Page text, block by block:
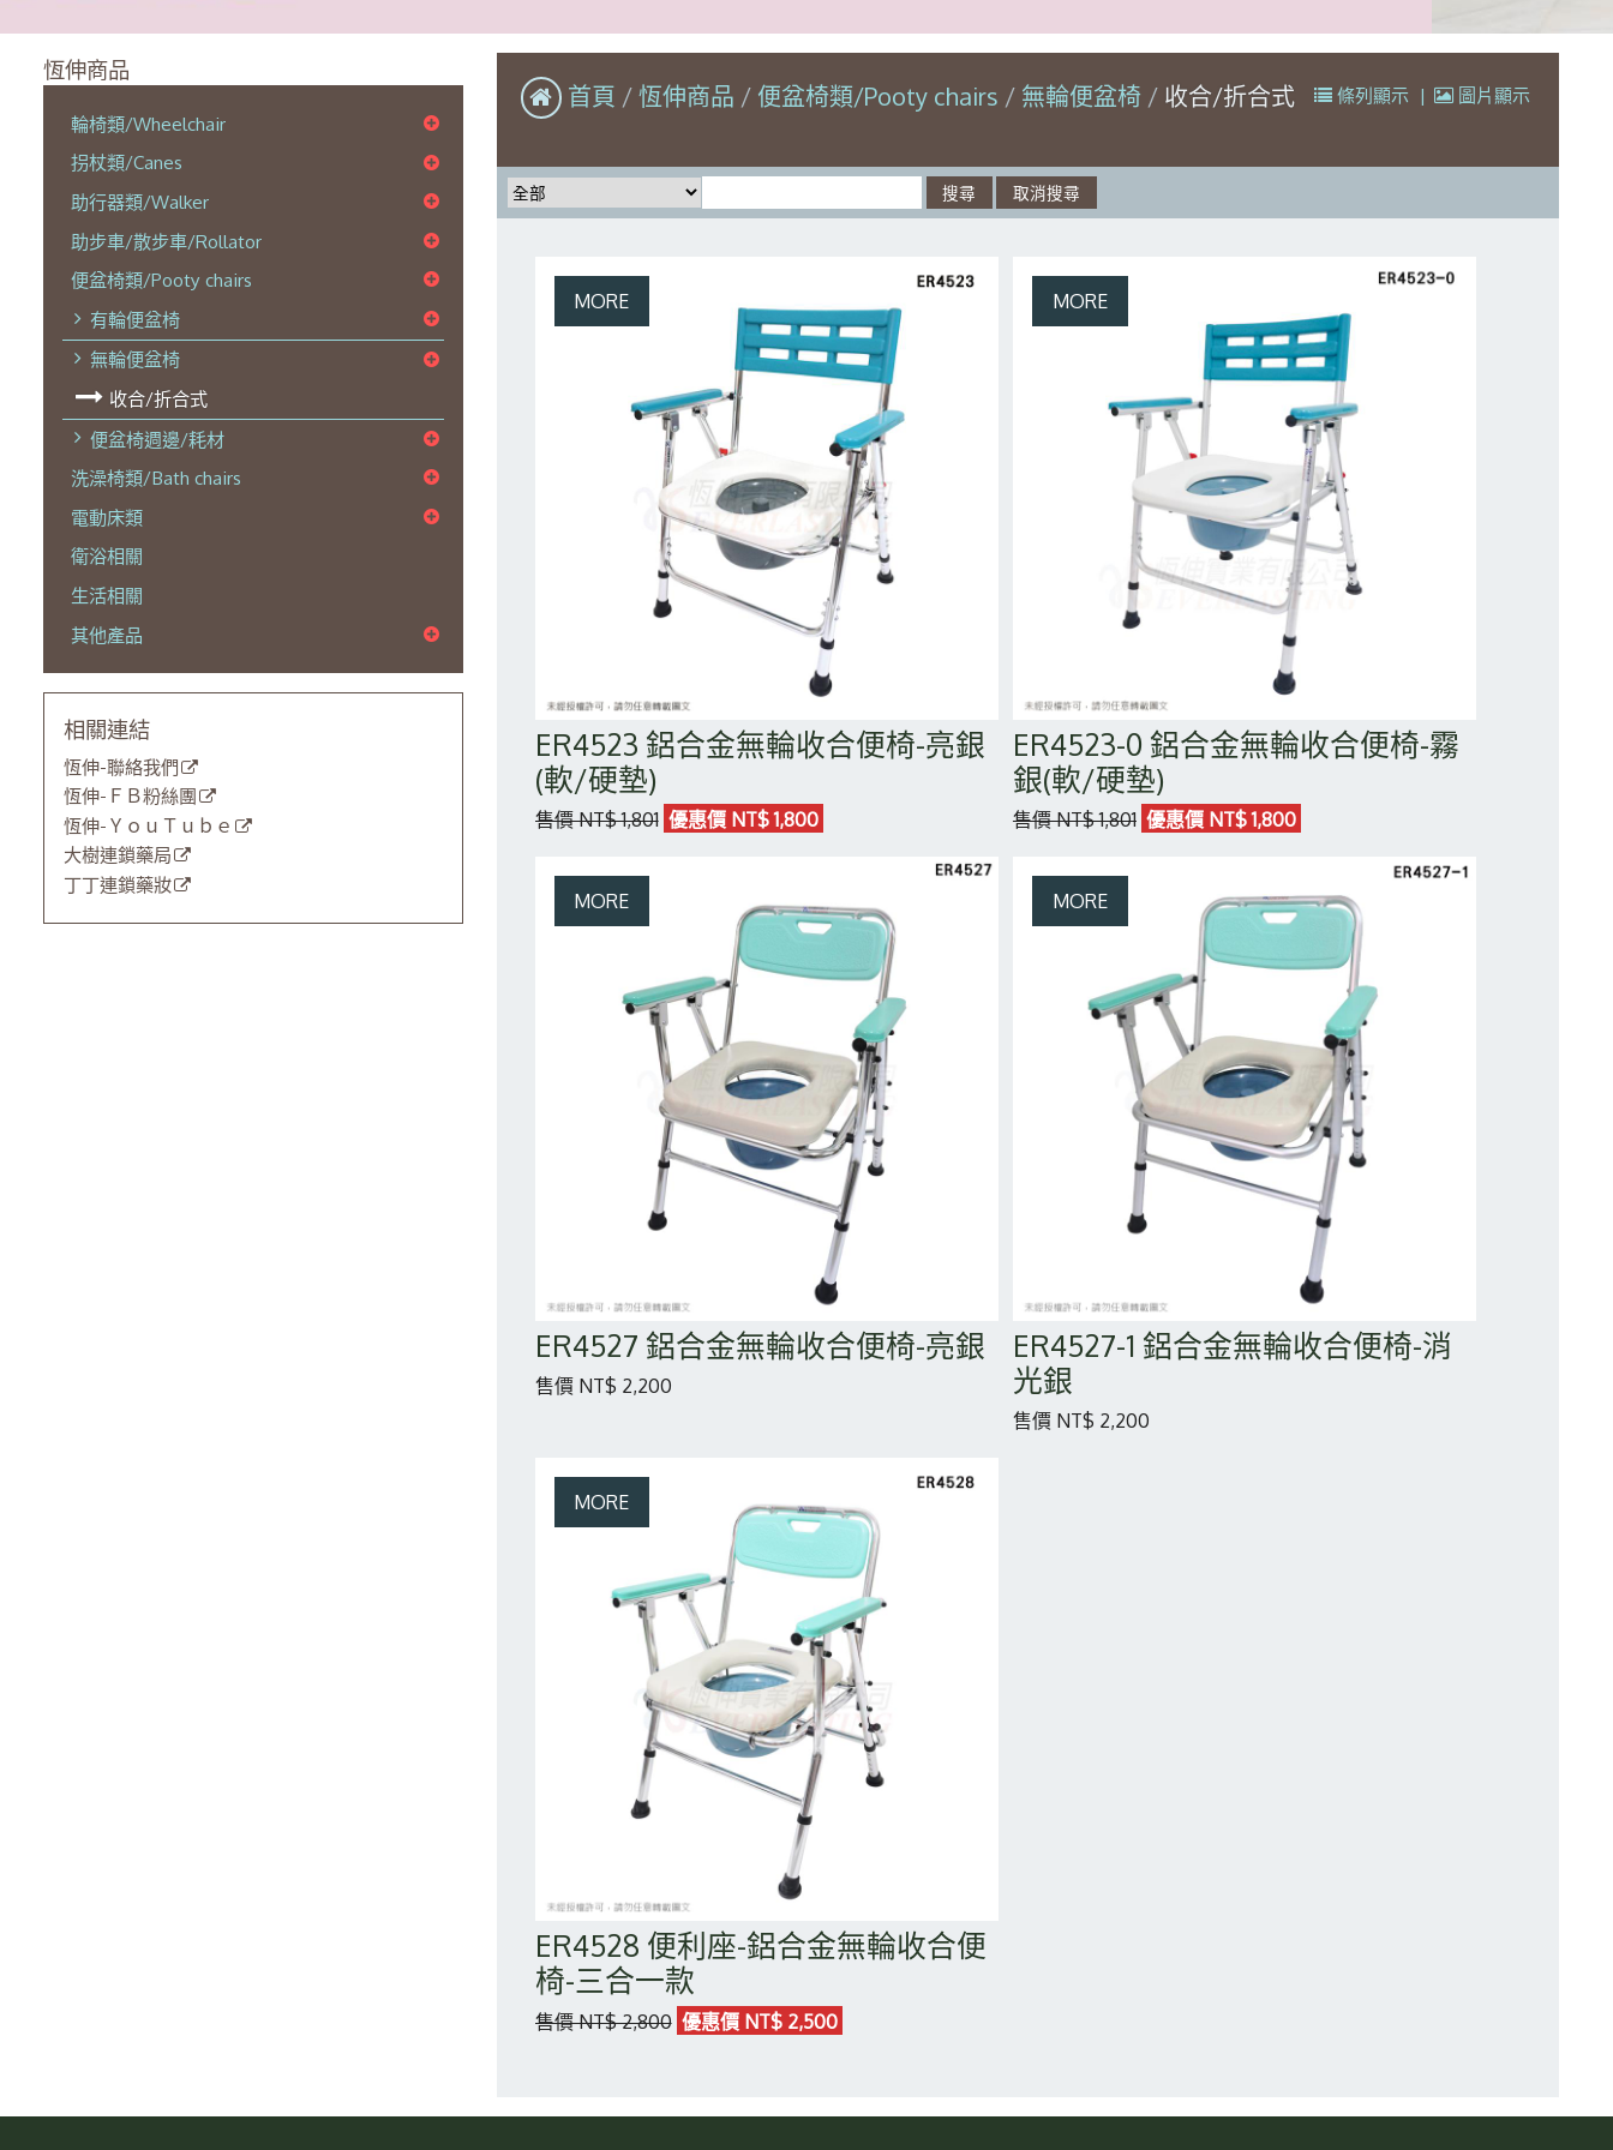
恆伸商品
輪椅類/Wheelchair
拐杖類/Canes
助行器類/Walker
助步車/散步車/Rollator
便盆椅類/Pooty chairs
有輪便盆椅
無輪便盆椅
收合/折合式
便盆椅週邊/耗材
洗澡椅類/Bath chairs
電動床類
衛浴相關
生活相關
其他產品
相關連結
恆伸-聯絡我們
恆伸-ＦＢ粉絲團
恆伸-ＹｏｕＴｕｂｅ
大樹連鎖藥局
丁丁連鎖藥妝
首頁 恆伸商品 便盆椅類/Pooty chairs 無輪便盆椅 收合/折合式 條列顯示 | 圖片顯示
ER4523 鋁合金無輪收合便椅-亮銀
(軟/硬墊)
售價 NT$ 1,801 優惠價 NT$ 1,800
ER4523-0 鋁合金無輪收合便椅-霧
銀(軟/硬墊)
售價 NT$ 1,801 優惠價 NT$ 1,800
ER4527 鋁合金無輪收合便椅-亮銀
售價 NT$ 2,200
ER4527-1 鋁合金無輪收合便椅-消
光銀
售價 NT$ 2,200
ER4528 便利座-鋁合金無輪收合便
椅-三合一款
售價 NT$ 2,800 優惠價 NT$ 2,500